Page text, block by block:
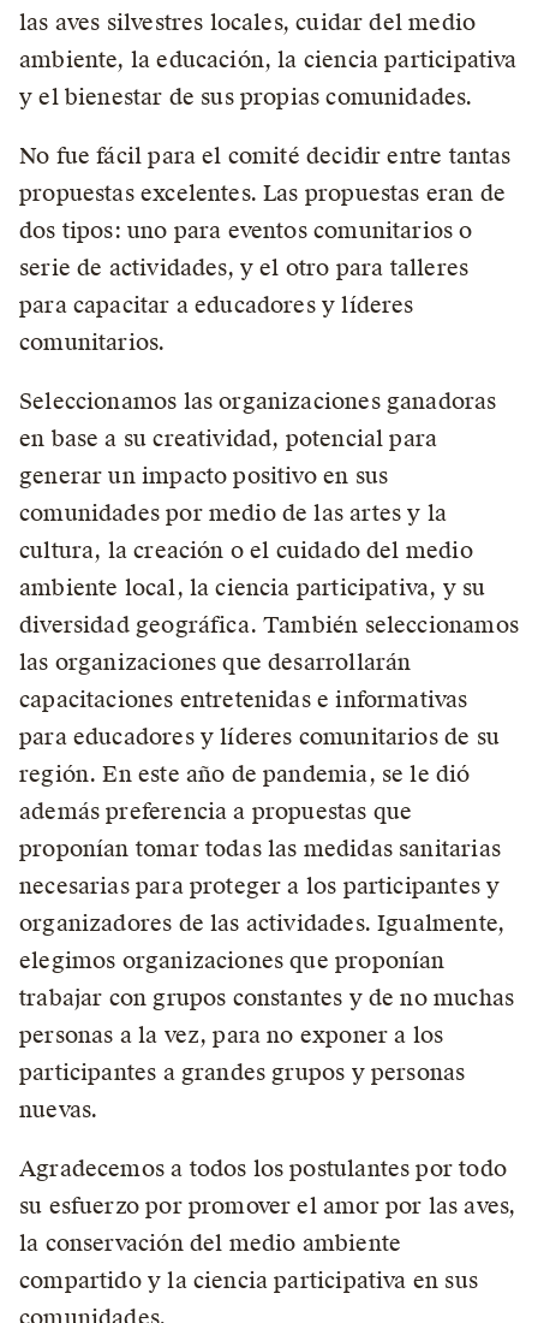
las aves silvestres locales, cuidar del medio
ambiente, la educación, la ciencia participativa
y el bienestar de sus propias comunidades.
No fue fácil para el comité decidir entre tantas
propuestas excelentes. Las propuestas eran de
dos tipos: uno para eventos comunitarios o
serie de actividades, y el otro para talleres
para capacitar a educadores y líderes
comunitarios.
Seleccionamos las organizaciones ganadoras
en base a su creatividad, potencial para
generar un impacto positivo en sus
comunidades por medio de las artes y la
cultura, la creación o el cuidado del medio
ambiente local, la ciencia participativa, y su
diversidad geográfica. También seleccionamos
las organizaciones que desarrollarán
capacitaciones entretenidas e informativas
para educadores y líderes comunitarios de su
región. En este año de pandemia, se le dió
además preferencia a propuestas que
proponían tomar todas las medidas sanitarias
necesarias para proteger a los participantes y
organizadores de las actividades. Igualmente,
elegimos organizaciones que proponían
trabajar con grupos constantes y de no muchas
personas a la vez, para no exponer a los
participantes a grandes grupos y personas
nuevas.
Agradecemos a todos los postulantes por todo
su esfuerzo por promover el amor por las aves,
la conservación del medio ambiente
compartido y la ciencia participativa en sus